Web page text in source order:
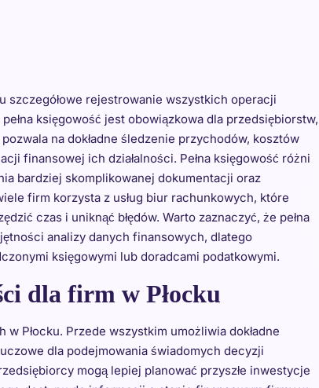
szczegółowe rejestrowanie wszystkich operacji
księgowość jest obowiązkowa dla przedsiębiorstw,
na dokładne śledzenie przychodów, kosztów
finansowej ich działalności. Pełna księgowość różni
bardziej skomplikowanej dokumentacji oraz
firm korzysta z usług biur rachunkowych, które
czas i uniknąć błędów. Warto zaznaczyć, że pełna
analizy danych finansowych, dlatego
księgowymi lub doradcami podatkowymi.
dla firm w Płocku
Płocku. Przede wszystkim umożliwia dokładne
dla podejmowania świadomych decyzji
mogą lepiej planować przyszłe inwestycje